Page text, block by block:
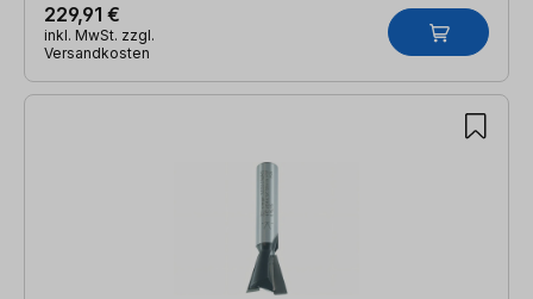
229,91 €
inkl. MwSt. zzgl.
Versandkosten